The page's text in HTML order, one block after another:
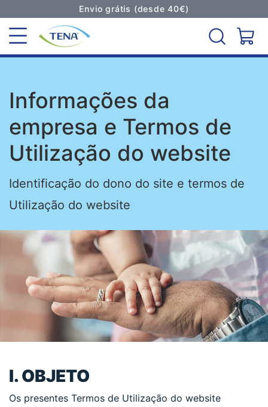
Envio grátis (desde 40€)
Informações da
empresa e Termos de
Utilização do website
Identificação do dono do site e termos de
Utilização do website
I. OBJETO
Os presentes Termos de Utilização do website